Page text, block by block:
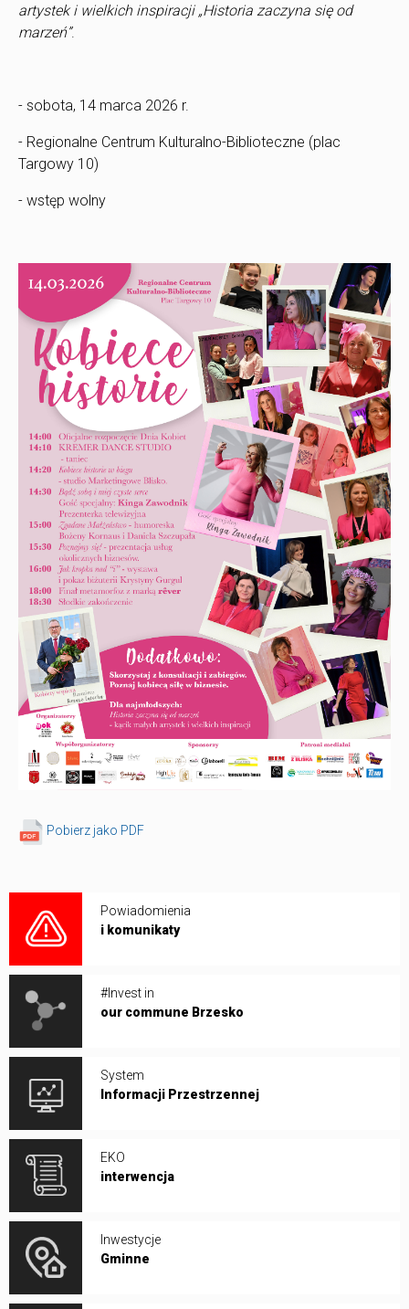
artystek i wielkich inspiracji „Historia zaczyna się od
marzeń”.
- sobota, 14 marca 2026 r.
- Regionalne Centrum Kulturalno-Biblioteczne (plac
Targowy 10)
- wstęp wolny
Pobierz jako PDF
Powiadomienia
i komunikaty
#Invest in
our commune Brzesko
System
Informacji Przestrzennej
EKO
interwencja
Inwestycje
Gminne